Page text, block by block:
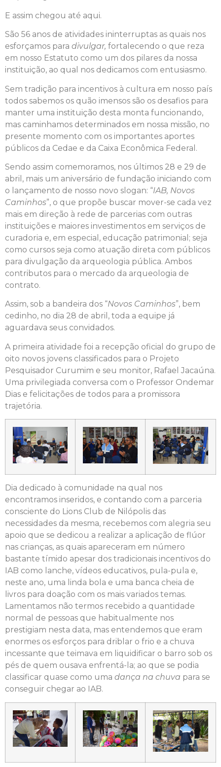
E assim chegou até aqui.
São 56 anos de atividades ininterruptas as quais nos
esforçamos para divulgar, fortalecendo o que reza
em nosso Estatuto como um dos pilares da nossa
instituição, ao qual nos dedicamos com entusiasmo.
Sem tradição para incentivos à cultura em nosso país
todos sabemos os quão imensos são os desafios para
manter uma instituição desta monta funcionando,
mas caminhamos determinados em nossa missão, no
presente momento com os importantes aportes
públicos da Cedae e da Caixa Econômica Federal.
Sendo assim comemoramos, nos últimos 28 e 29 de
abril, mais um aniversário de fundação iniciando com
o lançamento de nosso novo slogan: “IAB, Novos
Caminhos”, o que propõe buscar mover-se cada vez
mais em direção à rede de parcerias com outras
instituições e maiores investimentos em serviços de
curadoria e, em especial, educação patrimonial; seja
como cursos seja como atuação direta com públicos
para divulgação da arqueologia pública. Ambos
contributos para o mercado da arqueologia de
contrato.
Assim, sob a bandeira dos “Novos Caminhos”, bem
cedinho, no dia 28 de abril, toda a equipe já
aguardava seus convidados.
A primeira atividade foi a recepção oficial do grupo de
oito novos jovens classificados para o Projeto
Pesquisador Curumim e seu monitor, Rafael Jacaúna.
Uma privilegiada conversa com o Professor Ondemar
Dias e felicitações de todos para a promissora
trajetória.
Dia dedicado à comunidade na qual nos
encontramos inseridos, e contando com a parceria
consciente do Lions Club de Nilópolis das
necessidades da mesma, recebemos com alegria seu
apoio que se dedicou a realizar a aplicação de flúor
nas crianças, as quais apareceram em número
bastante tímido apesar dos tradicionais incentivos do
IAB como lanche, vídeos educativos, pula-pula e,
neste ano, uma linda bola e uma banca cheia de
livros para doação com os mais variados temas.
Lamentamos não termos recebido a quantidade
normal de pessoas que habitualmente nos
prestigiam nesta data, mas entendemos que eram
enormes os esforços para driblar o frio e a chuva
incessante que teimava em liquidificar o barro sob os
pés de quem ousava enfrentá-la; ao que se podia
classificar quase como uma dança na chuva para se
conseguir chegar ao IAB.